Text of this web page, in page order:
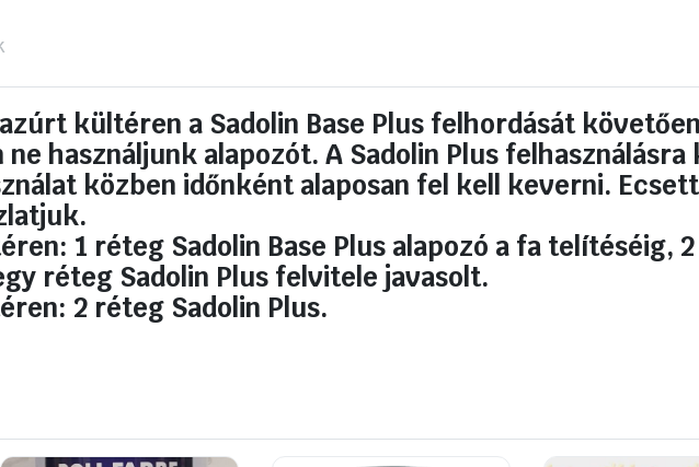
kültéren a Sadolin Base Plus felhordását
használjunk alapozót. A Sadolin Plus
közben időnként alaposan fel kell keverni.
1 réteg Sadolin Base Plus alapozó a fa telítéséig,
réteg Sadolin Plus felvitele javasolt.
2 réteg Sadolin Plus.